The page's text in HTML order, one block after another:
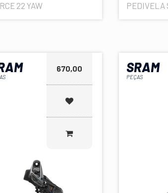
22 YAW
PEDIVELA
670,00 SRAM
PEÇAS